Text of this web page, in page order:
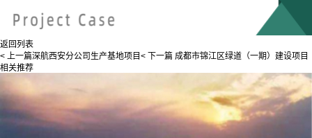
返回列表
< 上一篇深航西安分公司生产基地项目 < 下一篇 成都市锦江区绿道（一期）建设项目
相关推荐